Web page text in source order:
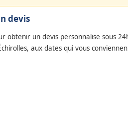
devis
obtenir un devis personnalise sous
aux dates qui vous